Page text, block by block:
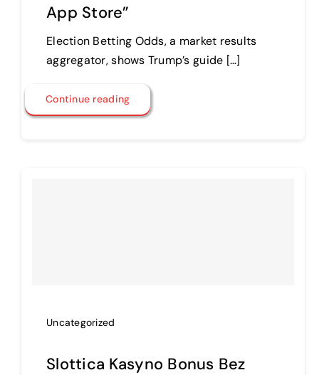
App Store”
Election Betting Odds, a market results
aggregator, shows Trump’s guide […]
Continue reading
Uncategorized
Slottica Kasyno Bonus Bez